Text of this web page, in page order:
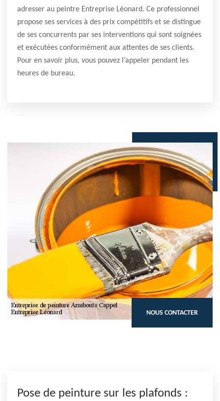
adresser au peintre Entreprise Léonard. Ce professionnel
propose ses services à des prix compétitifs et se distingue
de ses concurrents par ses interventions qui sont soignées
et exécutées conformément aux attentes de ses clients.
Pour en savoir plus, vous pouvez l’appeler pendant les
heures de bureau.
NOUS CONTACTER
Pose de peinture sur les plafonds :